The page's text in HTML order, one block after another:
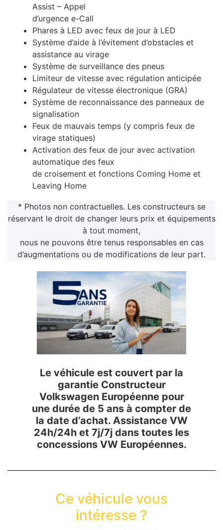
Assist – Appel
d’urgence e-Call
Phares à LED avec feux de jour à LED
Système d’aide à l’évitement d’obstacles et
assistance au virage
Système de surveillance des pneus
Limiteur de vitesse avec régulation anticipée
Régulateur de vitesse électronique (GRA)
Système de reconnaissance des panneaux de
signalisation
Feux de mauvais temps (y compris feux de
virage statiques)
Activation des feux de jour avec activation
automatique des feux
de croisement et fonctions Coming Home et
Leaving Home
* Photos non contractuelles. Les constructeurs se
réservant le droit de changer leurs prix et équipements
à tout moment,
nous ne pouvons être tenus responsables en cas
d’augmentations ou de modifications de leur part.
Le véhicule est couvert par la
garantie Constructeur
Volkswagen Européenne pour
une durée de 5 ans à compter de
la date d’achat. Assistance VW
24h/24h et 7j/7j dans toutes les
concessions VW Européennes.
Ce véhicule vous
intéresse ?